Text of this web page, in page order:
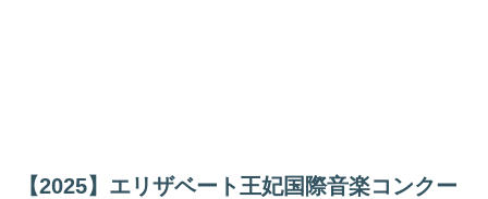
【2025】エリザベート王妃国際音楽コンクー